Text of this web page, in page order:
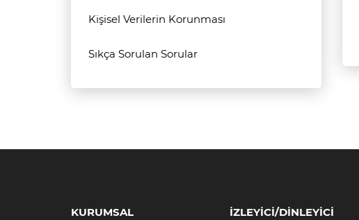
Kişisel Verilerin Korunması
Sıkça Sorulan Sorular
KURUMSAL İZLEYICI/DINLEYICI